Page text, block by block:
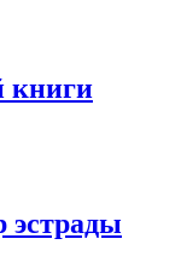
книги
эстрады